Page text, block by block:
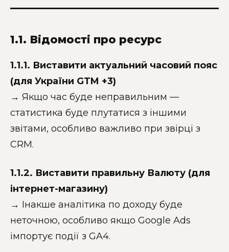
1.1. Відомості про ресурс
1.1.1. Виставити актуальний часовий пояс
(для України GTM +3)
→ Якщо час буде неправильним —
статистика буде плутатися з іншими
звітами, особливо важливо при звірці з
CRM.
1.1.2. Виставити правильну Валюту (для
інтернет-магазину)
→ Інакше аналітика по доходу буде
неточною, особливо якщо Google Ads
імпортує події з GA4.